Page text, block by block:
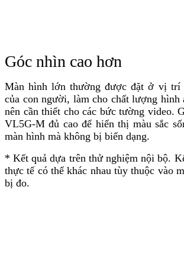
Góc nhìn cao hơn
Màn hình lớn thường được đặt ở vị trí
của con người, làm cho chất lượng hình
nên cần thiết cho các bức tường video.
VL5G-M đủ cao để hiển thị màu sắc
màn hình mà không bị biến dạng.
* Kết quả dựa trên thử nghiệm nội bộ.
thực tế có thể khác nhau tùy thuộc vào
bị đo.